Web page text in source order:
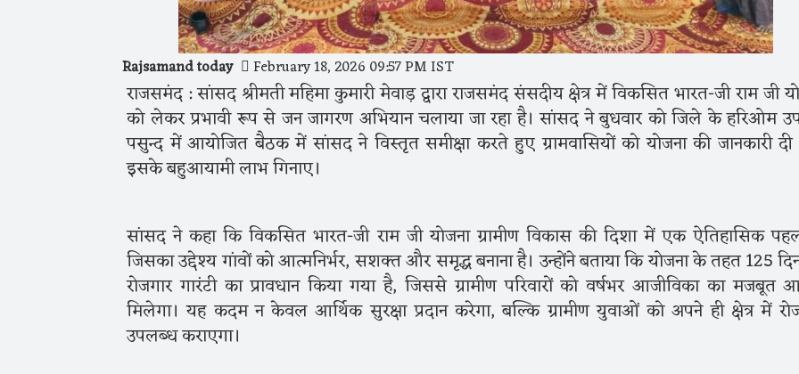
Rajsamand today February 18, 2026 09:57 PM IST
राजसमंद : सांसद श्रीमती महिमा कुमारी मेवाड़ द्वारा राजसमंद संसदीय क्षेत्र में विकसित भारत-जी राम जी
को लेकर प्रभावी रूप से जन जागरण अभियान चलाया जा रहा है। सांसद ने बुधवार को जिले के हरिओम
पसुन्द में आयोजित बैठक में सांसद ने विस्तृत समीक्षा करते हुए ग्रामवासियों को योजना की जानकारी
इसके बहुआयामी लाभ गिनाए।
सांसद ने कहा कि विकसित भारत-जी राम जी योजना ग्रामीण विकास की दिशा में एक ऐतिहासिक
जिसका उद्देश्य गांवों को आत्मनिर्भर, सशक्त और समृद्ध बनाना है। उन्होंने बताया कि योजना के तहत 125
रोजगार गारंटी का प्रावधान किया गया है, जिससे ग्रामीण परिवारों को वर्षभर आजीविका का मजबूत
मिलेगा। यह कदम न केवल आर्थिक सुरक्षा प्रदान करेगा, बल्कि ग्रामीण युवाओं को अपने ही क्षेत्र में
उपलब्ध कराएगा।